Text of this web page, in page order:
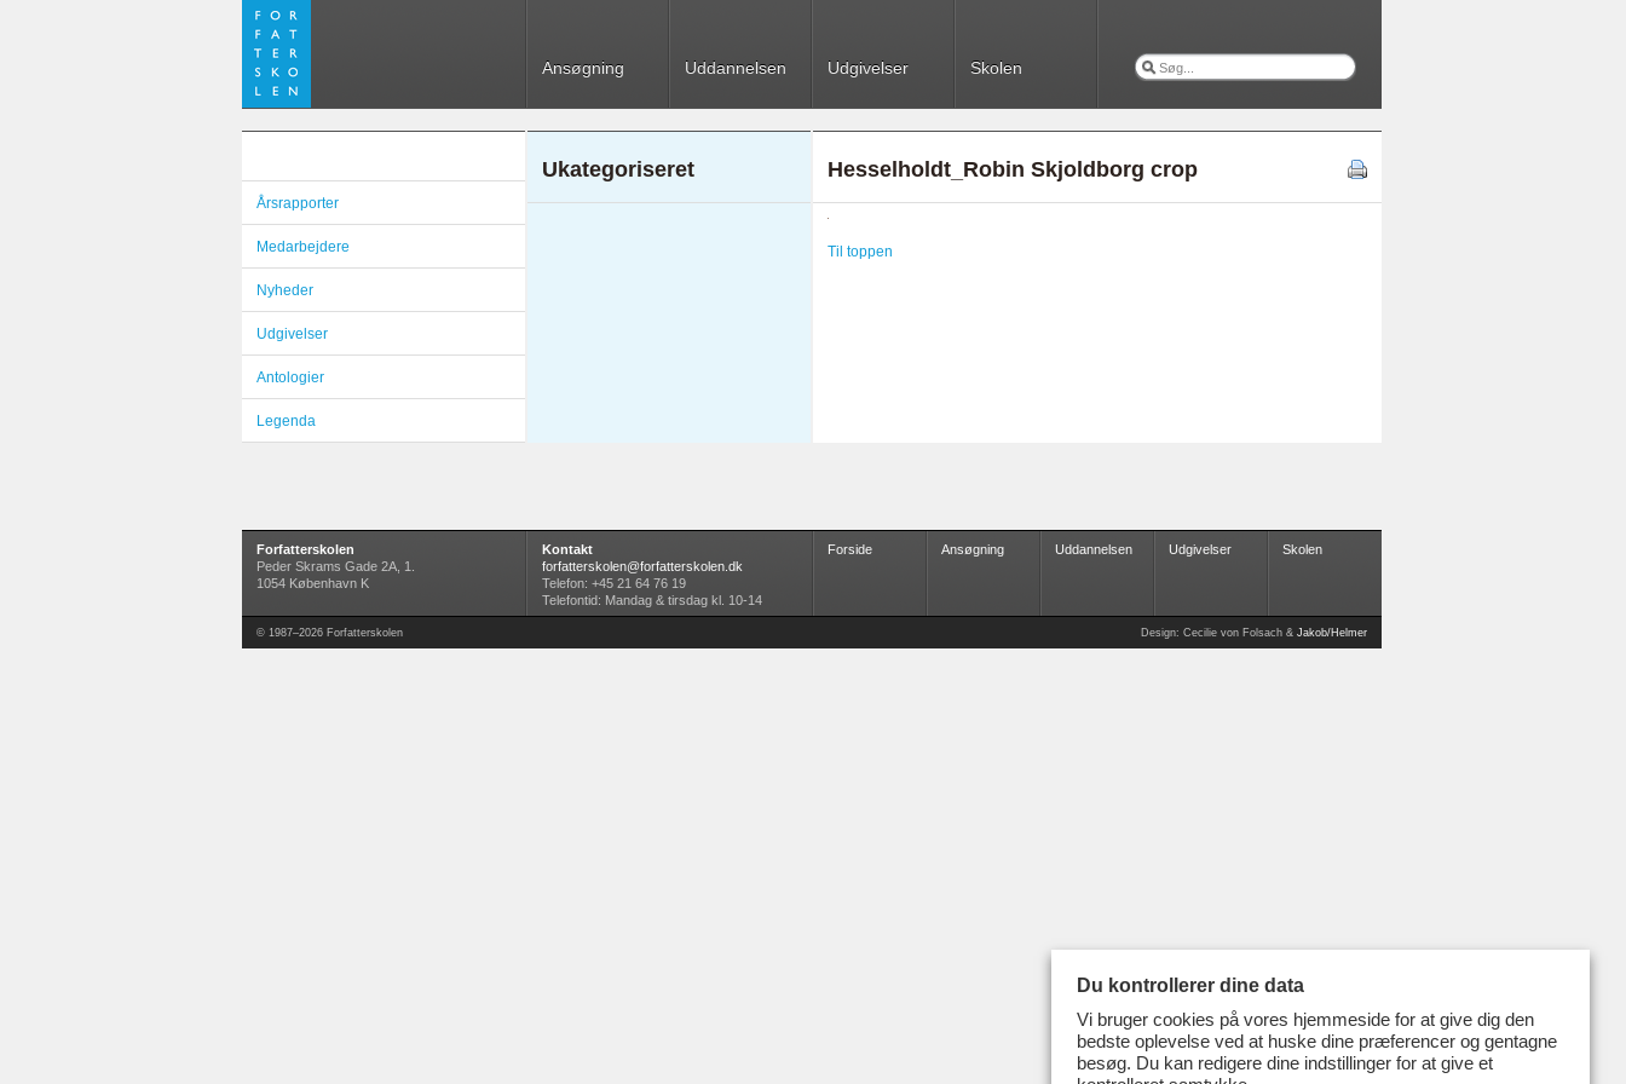
Ansøgning Uddannelsen Udgivelser Skolen
Årsrapporter
Medarbejdere
Nyheder
Udgivelser
Antologier
Legenda
Ukategoriseret Hesselholdt_Robin Skjoldborg crop
Til toppen
Forfatterskolen
Peder Skrams Gade 2A, 1.
1054 København K
Kontakt
forfatterskolen@forfatterskolen.dk
Telefon: +45 21 64 76 19
Telefontid: Mandag & tirsdag kl. 10-14
Forside Ansøgning Uddannelsen Udgivelser Skolen
© 1987–2026 Forfatterskolen Design: Cecilie von Folsach & Jakob/Helmer
Du kontrollerer dine data
Vi bruger cookies på vores hjemmeside for at give dig den
bedste oplevelse ved at huske dine præferencer og gentagne
besøg. Du kan redigere dine indstillinger for at give et